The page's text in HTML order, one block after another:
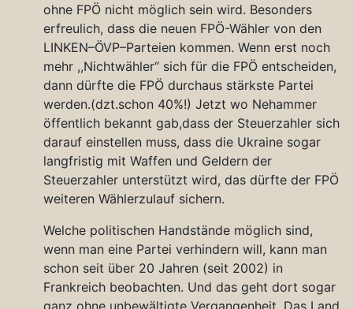
ohne FPÖ nicht möglich sein wird. Besonders
erfreulich, dass die neuen FPÖ-Wähler von den
LINKEN–ÖVP–Parteien kommen. Wenn erst noch
mehr ,,Nichtwähler“ sich für die FPÖ entscheiden,
dann dürfte die FPÖ durchaus stärkste Partei
werden.(dzt.schon 40%!) Jetzt wo Nehammer
öffentlich bekannt gab,dass der Steuerzahler sich
darauf einstellen muss, dass die Ukraine sogar
langfristig mit Waffen und Geldern der
Steuerzahler unterstützt wird, das dürfte der FPÖ
weiteren Wählerzulauf sichern.
Welche politischen Handstände möglich sind,
wenn man eine Partei verhindern will, kann man
schon seit über 20 Jahren (seit 2002) in
Frankreich beobachten. Und das geht dort sogar